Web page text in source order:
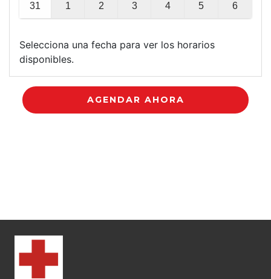
31 1 2 3 4 5 6
Selecciona una fecha para ver los horarios
disponibles.
AGENDAR AHORA